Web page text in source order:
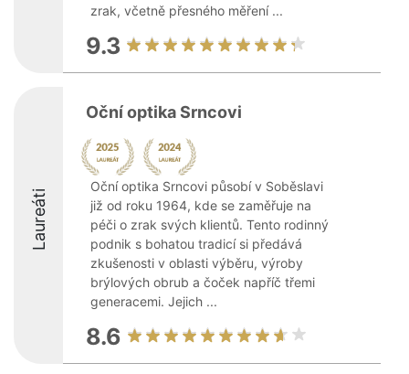
zrak, včetně přesného měření ...
9.3
Laureáti
Oční optika Srncovi
Oční optika Srncovi působí v Soběslavi
již od roku 1964, kde se zaměřuje na
péči o zrak svých klientů. Tento rodinný
podnik s bohatou tradicí si předává
zkušenosti v oblasti výběru, výroby
brýlových obrub a čoček napříč třemi
generacemi. Jejich ...
8.6